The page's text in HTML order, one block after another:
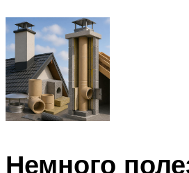
Немного